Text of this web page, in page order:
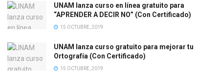
UNAM lanza curso en línea gratuito para
“APRENDER A DECIR NO” (Con Certificado)
15 OCTUBRE, 2019
UNAM lanza curso gratuito para mejorar tu
Ortografía (Con Certificado)
15 OCTUBRE, 2019